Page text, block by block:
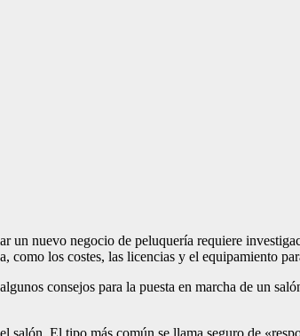
un nuevo negocio de peluquería requiere
como los costes, las licencias y el equipamiento
consejos para la puesta en marcha de un